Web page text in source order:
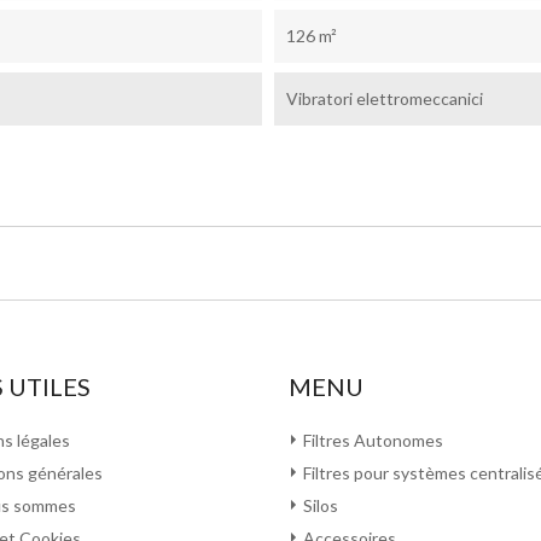
126 m²
Vibratori elettromeccanici
UTILES
légales
générales
sommes
MENU
Filtres Autonomes
Filtres pour systèmes
Silos